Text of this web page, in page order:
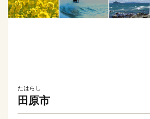
たはらし
田原市